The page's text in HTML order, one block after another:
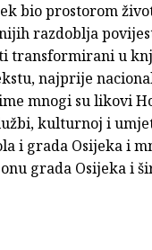
bio prostorom
razdoblja
transformirani u
najprije
mnogi su likovi
kulturnoj i
i grada Osijeka i
grada Osijeka i